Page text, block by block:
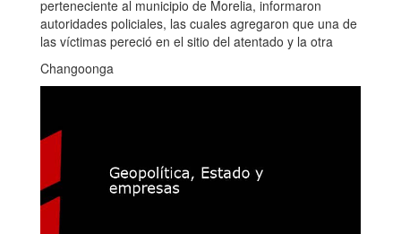
perteneciente al municipio de Morelia, informaron
autoridades policiales, las cuales agregaron que una de
las víctimas pereció en el sitio del atentado y la otra
Changoonga